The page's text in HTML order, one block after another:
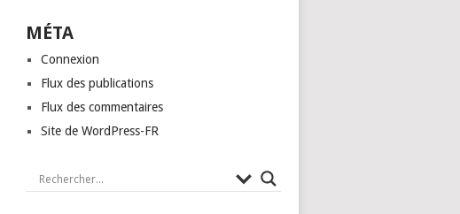
MÉTA
Connexion
Flux des publications
Flux des commentaires
Site de WordPress-FR